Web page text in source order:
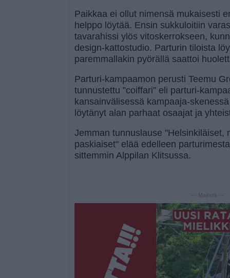
Paikkaa ei ollut nimensä mukaisesti
helppo löytää. Ensin sukkuloitiin
tavarahissi ylös vitoskerrokseen,
design-kattostudio. Parturin tiloista
paremmallakin pyörällä saattoi
Parturi-kampaamon perusti Teemu
tunnustettu ”coiffari” eli parturi-
kansainvälisessä kampaaja-
löytänyt alan parhaat osaajat ja
Jemman tunnuslause "Helsinkiläiset,
paskiaiset" elää edelleen
sittemmin Alppilan Klitsussa.
— Mainos —